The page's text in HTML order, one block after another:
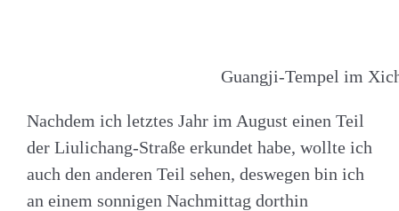
Guangji-Tempel im
Nachdem ich letztes Jahr im August einen Teil
der Liulichang-Straße erkundet habe, wollte ich
auch den anderen Teil sehen, deswegen bin ich
an einem sonnigen Nachmittag dorthin